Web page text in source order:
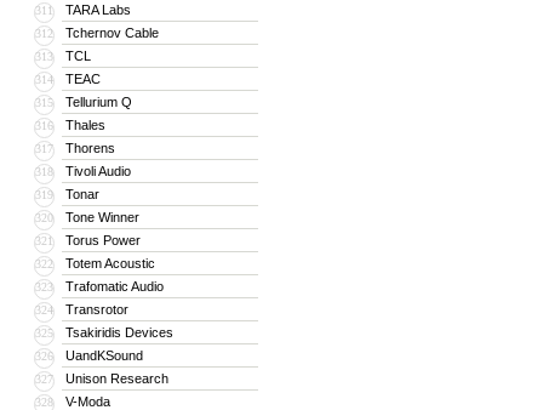
311 TARA Labs
312 Tchernov Cable
313 TCL
314 TEAC
315 Tellurium Q
316 Thales
317 Thorens
318 Tivoli Audio
319 Tonar
320 Tone Winner
321 Torus Power
322 Totem Acoustic
323 Trafomatic Audio
324 Transrotor
325 Tsakiridis Devices
326 UandKSound
327 Unison Research
328 V-Moda